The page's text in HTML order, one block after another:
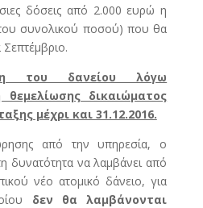
δόσεις από 2.000 ευρώ η
συνολικού ποσού) που θα
του δανείου λόγω
θεμελίωσης δικαιώματος
μέχρι και 31.12.2016.
από την υπηρεσία, ο
δυνατότητα να λαμβάνει από
νέο ατομικό δάνειο, για
δεν θα λαμβάνονται